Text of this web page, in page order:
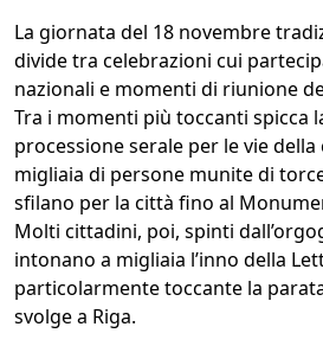
La giornata del 18 novembre
divide tra celebrazioni cui
nazionali e momenti di riunione
Tra i momenti più toccanti spicca
processione serale per le vie della
migliaia di persone munite di
sfilano per la città fino al
Molti cittadini, poi, spinti
intonano a migliaia l’inno della
particolarmente toccante la
svolge a Riga.